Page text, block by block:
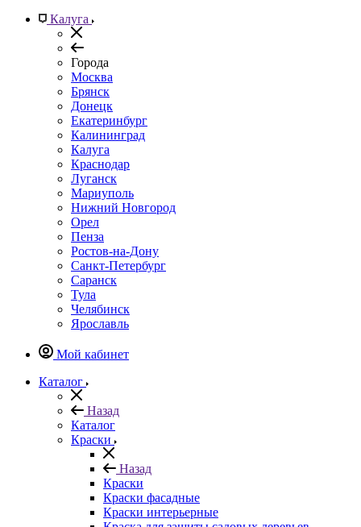
Калуга
Города
Москва
Брянск
Донецк
Екатеринбург
Калининград
Калуга
Краснодар
Луганск
Мариуполь
Нижний Новгород
Орел
Пенза
Ростов-на-Дону
Санкт-Петербург
Саранск
Тула
Челябинск
Ярославль
Мой кабинет
Каталог
Назад
Каталог
Краски
Назад
Краски
Краски фасадные
Краски интерьерные